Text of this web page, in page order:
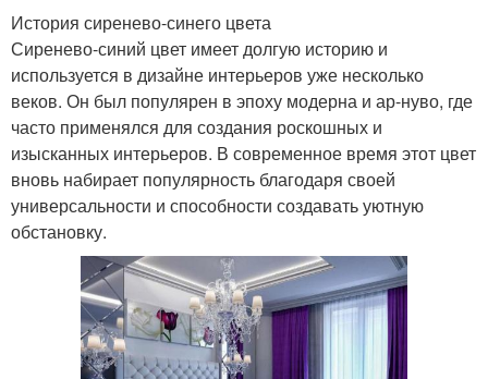
История сиренево-синего цвета
Сиренево-синий цвет имеет долгую историю и
используется в дизайне интерьеров уже несколько
веков. Он был популярен в эпоху модерна и ар-нуво, где
часто применялся для создания роскошных и
изысканных интерьеров. В современное время этот цвет
вновь набирает популярность благодаря своей
универсальности и способности создавать уютную
обстановку.